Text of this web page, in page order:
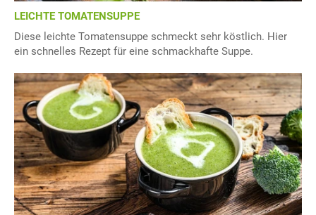
LEICHTE TOMATENSUPPE
Diese leichte Tomatensuppe schmeckt sehr köstlich. Hier
ein schnelles Rezept für eine schmackhafte Suppe.